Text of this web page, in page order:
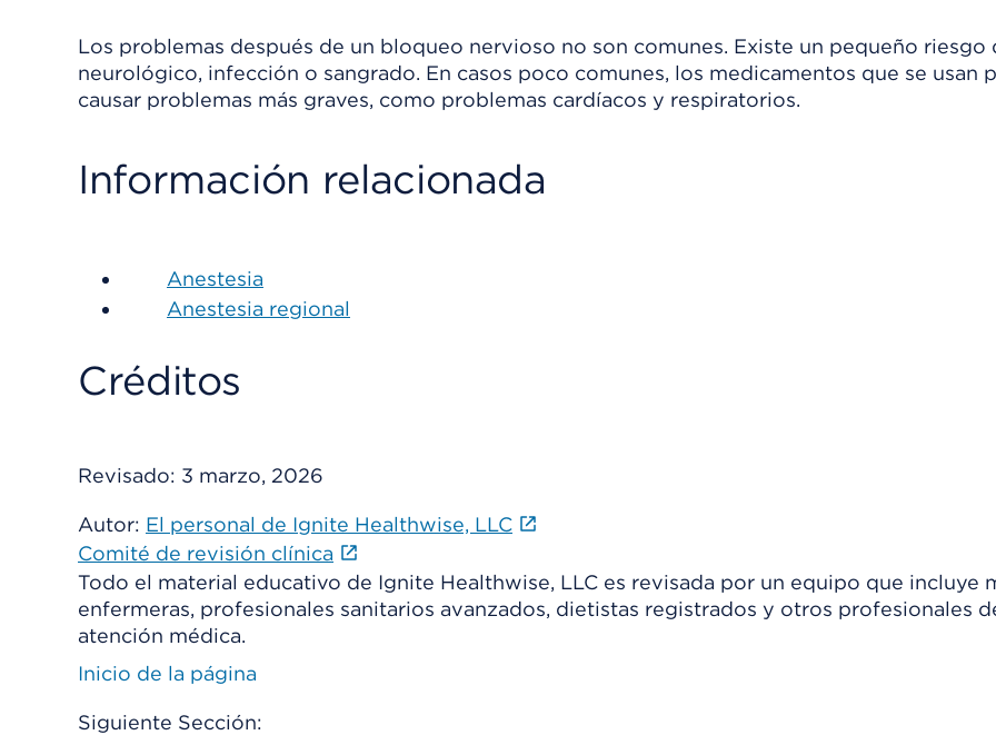
Los problemas después de un bloqueo nervioso no son comunes. Existe un pequeño riesgo
neurológico, infección o sangrado. En casos poco comunes, los medicamentos que se usan
causar problemas más graves, como problemas cardíacos y respiratorios.
Información relacionada
Anestesia
Anestesia regional
Créditos
Revisado: 3 marzo, 2026
Autor: El personal de Ignite Healthwise, LLC
Comité de revisión clínica
Todo el material educativo de Ignite Healthwise, LLC es revisada por un equipo que incluye
enfermeras, profesionales sanitarios avanzados, dietistas registrados y otros profesionales
atención médica.
Inicio de la página
Siguiente Sección: